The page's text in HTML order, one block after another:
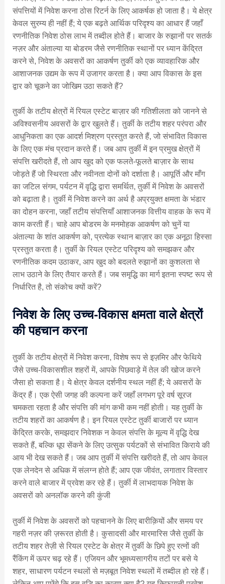
संपत्तियों में निवेश करना ठोस रिटर्न के लिए आकर्षक हो जाता है। ये क्षेत्र
केवल सुरम्य ही नहीं हैं; ये एक बढ़ते आर्थिक परिदृश्य का आधार हैं जहाँ
रणनीतिक निवेश ठोस लाभ में तब्दील होते हैं। बाजार के रुझानों पर सतर्क
नज़र और अंताल्या या बोडरम जैसे रणनीतिक स्थानों पर ध्यान केंद्रित
करने से, निवेश के अवसरों का आकर्षण तुर्की को एक व्यावहारिक और
आशाजनक उद्यम के रूप में उजागर करता है। क्या आप विकास के इस
द्वार को चूकने का जोखिम उठा सकते हैं?
तुर्की के तटीय क्षेत्रों में रियल एस्टेट बाज़ार की गतिशीलता को जानने से
अविश्वसनीय अवसरों के द्वार खुलते हैं। तुर्की के तटीय शहर परंपरा और
आधुनिकता का एक आदर्श मिश्रण प्रस्तुत करते हैं, जो संभावित विकास
के लिए एक मंच प्रदान करते हैं। जब आप तुर्की में इन प्रमुख क्षेत्रों में
संपत्ति खरीदते हैं, तो आप खुद को एक फलते-फूलते बाज़ार के साथ
जोड़ते हैं जो स्थिरता और नवीनता दोनों को दर्शाता है। आपूर्ति और माँग
का जटिल संगम, पर्यटन में वृद्धि द्वारा समर्थित, तुर्की में निवेश के अवसरों
को बढ़ाता है। तुर्की में निवेश करने का अर्थ है अप्रयुक्त क्षमता के भंडार
का दोहन करना, जहाँ तटीय संपत्तियाँ आशाजनक वित्तीय वाहक के रूप में
काम करती हैं। चाहे आप बोडरम के मनमोहक आकर्षण को चुनें या
अंताल्या के शांत आकर्षण को, प्रत्येक स्थान बाज़ार का एक अनूठा हिस्सा
प्रस्तुत करता है। तुर्की के रियल एस्टेट परिदृश्य को समझकर और
रणनीतिक कदम उठाकर, आप खुद को बदलते रुझानों का कुशलता से
लाभ उठाने के लिए तैयार करते हैं। जब समृद्धि का मार्ग इतना स्पष्ट रूप से
निर्धारित है, तो संकोच क्यों करें?
निवेश के लिए उच्च-विकास क्षमता वाले क्षेत्रों
की पहचान करना
तुर्की के तटीय क्षेत्रों में निवेश करना, विशेष रूप से इज़मिर और फेथिये
जैसे उच्च-विकासशील शहरों में, आपके पिछवाड़े में तेल की खोज करने
जैसा हो सकता है। ये क्षेत्र केवल दर्शनीय स्थल नहीं हैं; ये अवसरों के
केंद्र हैं। एक ऐसी जगह की कल्पना करें जहाँ लगभग पूरे वर्ष सूरज
चमकता रहता है और संपत्ति की मांग कभी कम नहीं होती। यह तुर्की के
तटीय शहरों का आकर्षण है। इन रियल एस्टेट तुर्की बाजारों पर ध्यान
केंद्रित करके, समझदार निवेशक न केवल संपत्ति के मूल्य में वृद्धि देख
सकते हैं, बल्कि धूप सेंकने के लिए उत्सुक पर्यटकों से संभावित किराये की
आय भी देख सकते हैं। जब आप तुर्की में संपत्ति खरीदते हैं, तो आप केवल
एक लेनदेन से अधिक में संलग्न होते हैं; आप एक जीवंत, लगातार विस्तार
करने वाले बाजार में प्रवेश कर रहे हैं। तुर्की में लाभदायक निवेश के
अवसरों को अनलॉक करने की कुंजी
तुर्की में निवेश के अवसरों को पहचानने के लिए बारीक़ियों और समय पर
गहरी नज़र की ज़रूरत होती है। कुसादसी और मारमारिस जैसे तुर्की के
तटीय शहर तेज़ी से रियल एस्टेट के क्षेत्र में तुर्की के छिपे हुए रत्नों की
रैंकिंग में ऊपर चढ़ रहे हैं। एजियन और भूमध्यसागरीय तटों पर बसे ये
शहर, साधारण पर्यटन स्थलों से मज़बूत निवेश स्थलों में तब्दील हो रहे हैं।